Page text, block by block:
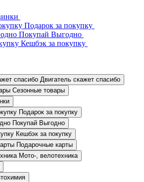
Подарок за покупку
Покупай Выгодно
Кешбэк за покупку
Двигатель скажет спасибо
Сезонные товары
Подарок за покупку
Покупай Выгодно
Кешбэк за покупку
Подарочные карты
Мото-, велотехника